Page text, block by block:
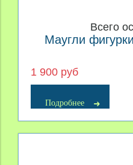
Всего
Маугли
1 900 руб
Подробнее